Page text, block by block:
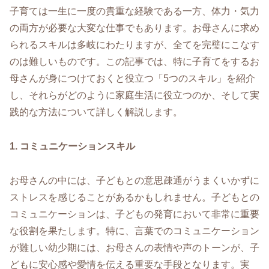
子育ては一生に一度の貴重な経験である一方、体力・気力
の両方が必要な大変な仕事でもあります。お母さんに求め
られるスキルは多岐にわたりますが、全てを完璧にこなす
のは難しいものです。この記事では、特に子育てをするお
母さんが身につけておくと役立つ「5つのスキル」を紹介
し、それらがどのように家庭生活に役立つのか、そして実
践的な方法について詳しく解説します。
1. コミュニケーションスキル
お母さんの中には、子どもとの意思疎通がうまくいかずに
ストレスを感じることがあるかもしれません。子どもとの
コミュニケーションは、子どもの発育において非常に重要
な役割を果たします。特に、言葉でのコミュニケーション
が難しい幼少期には、お母さんの表情や声のトーンが、子
どもに安心感や愛情を伝える重要な手段となります。実